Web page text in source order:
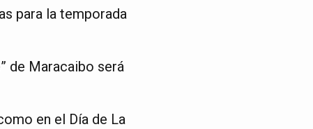
para la temporada
de Maracaibo será
en el Día de La